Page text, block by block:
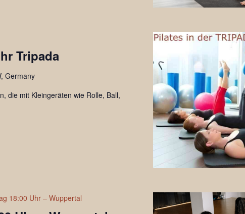
Tripada
Germany
die mit Kleingeräten wie Rolle, Ball,
18:00 Uhr – Wuppertal